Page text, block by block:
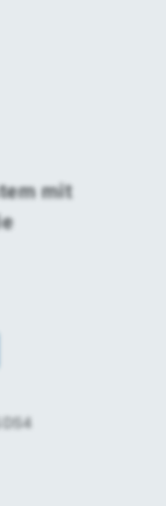
mit